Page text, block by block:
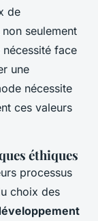
de
seulement
nécessité face
une
nécessite
ces valeurs
éthiques
processus
choix des